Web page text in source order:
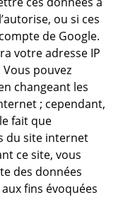
ou si ces
de Google.
votre adresse IP
Vous pouvez
changeant les
; cependant,
fait que
du site internet
ce site, vous
des données
fins évoquées